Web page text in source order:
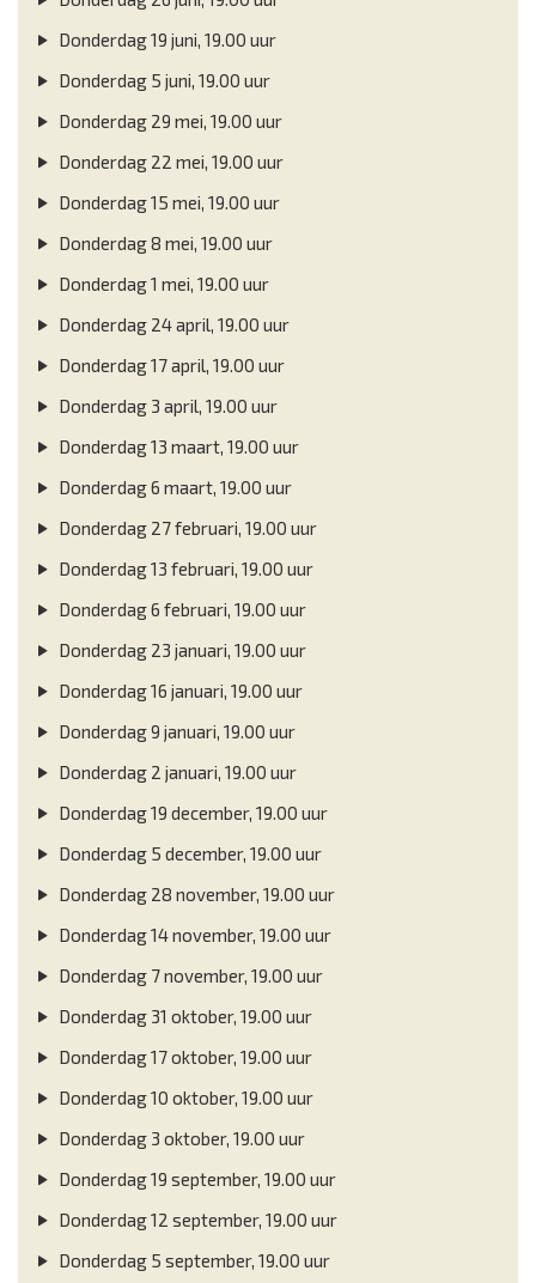
Donderdag 19 juni, 19.00 uur
Donderdag 5 juni, 19.00 uur
Donderdag 29 mei, 19.00 uur
Donderdag 22 mei, 19.00 uur
Donderdag 15 mei, 19.00 uur
Donderdag 8 mei, 19.00 uur
Donderdag 1 mei, 19.00 uur
Donderdag 24 april, 19.00 uur
Donderdag 17 april, 19.00 uur
Donderdag 3 april, 19.00 uur
Donderdag 13 maart, 19.00 uur
Donderdag 6 maart, 19.00 uur
Donderdag 27 februari, 19.00 uur
Donderdag 13 februari, 19.00 uur
Donderdag 6 februari, 19.00 uur
Donderdag 23 januari, 19.00 uur
Donderdag 16 januari, 19.00 uur
Donderdag 9 januari, 19.00 uur
Donderdag 2 januari, 19.00 uur
Donderdag 19 december, 19.00 uur
Donderdag 5 december, 19.00 uur
Donderdag 28 november, 19.00 uur
Donderdag 14 november, 19.00 uur
Donderdag 7 november, 19.00 uur
Donderdag 31 oktober, 19.00 uur
Donderdag 17 oktober, 19.00 uur
Donderdag 10 oktober, 19.00 uur
Donderdag 3 oktober, 19.00 uur
Donderdag 19 september, 19.00 uur
Donderdag 12 september, 19.00 uur
Donderdag 5 september, 19.00 uur